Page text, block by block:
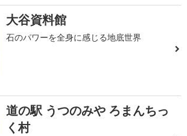
大谷資料館
石のパワーを全身に感じる地底世界
道の駅 うつのみや ろまんちっ
く村